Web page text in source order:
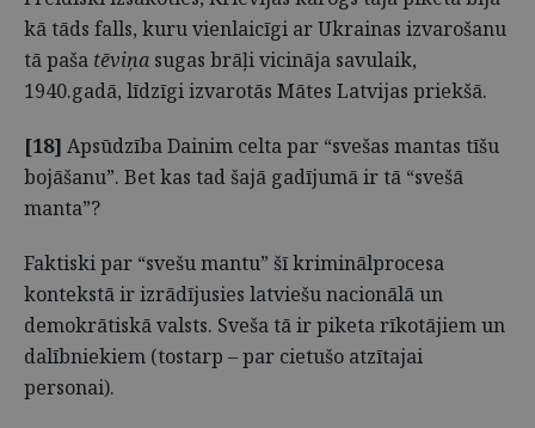
kā tāds falls, kuru vienlaicīgi ar Ukrainas izvarošanu
tā paša tēviņa sugas brāļi vicināja savulaik,
1940.gadā, līdzīgi izvarotās Mātes Latvijas priekšā.
[18] Apsūdzība Dainim celta par “svešas mantas tīšu
bojāšanu”. Bet kas tad šajā gadījumā ir tā “svešā
manta”?
Faktiski par “svešu mantu” šī kriminālprocesa
kontekstā ir izrādījusies latviešu nacionālā un
demokrātiskā valsts. Sveša tā ir piketa rīkotājiem un
dalībniekiem (tostarp – par cietušo atzītajai
personai).